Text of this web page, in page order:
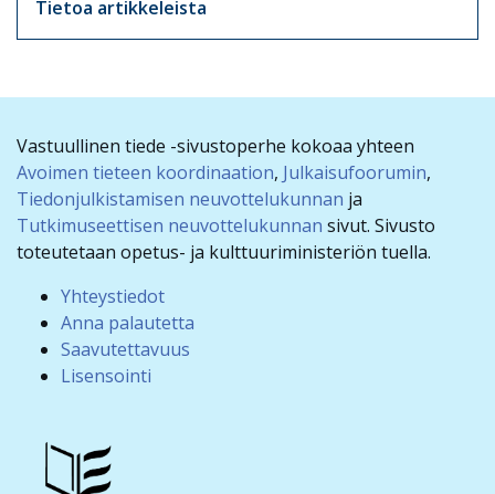
Tietoa artikkeleista
Vastuullinen tiede -sivustoperhe kokoaa yhteen
Avoimen tieteen koordinaation, Julkaisufoorumin,
Tiedonjulkistamisen neuvottelukunnan ja
Tutkimuseettisen neuvottelukunnan sivut. Sivusto
toteutetaan opetus- ja kulttuuriministeriön tuella.
Yhteystiedot
Anna palautetta
Saavutettavuus
Lisensointi